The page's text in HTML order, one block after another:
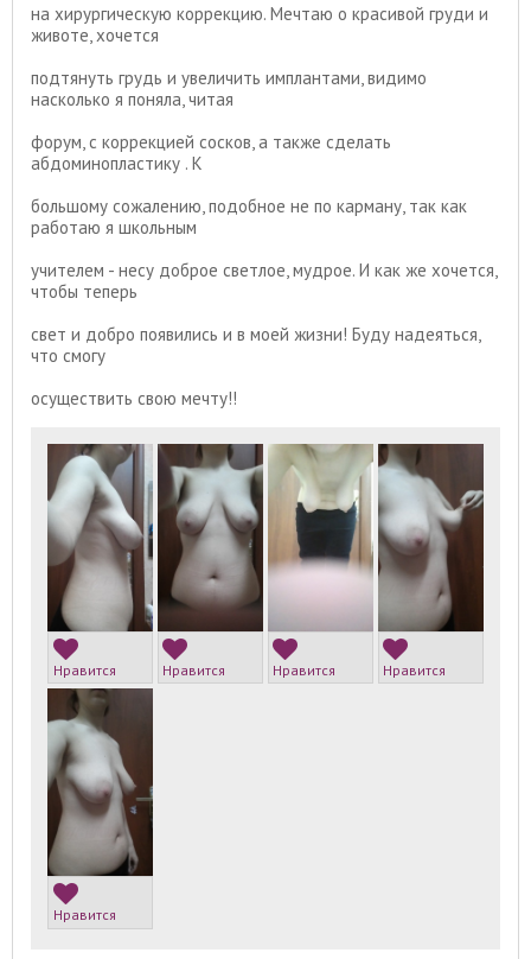
на хирургическую коррекцию. Мечтаю о красивой груди и
животе, хочется
подтянуть грудь и увеличить имплантами, видимо
насколько я поняла, читая
форум, с коррекцией сосков, а также сделать
абдоминопластику . К
большому сожалению, подобное не по карману, так как
работаю я школьным
учителем - несу доброе светлое, мудрое. И как же хочется,
чтобы теперь
свет и добро появились и в моей жизни! Буду надеяться,
что смогу
осуществить свою мечту!!
Нравится Нравится Нравится Нравится
Нравится